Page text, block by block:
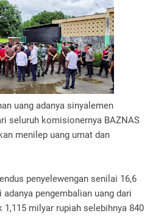
uang adanya sinyalemen
seluruh komisionernya BAZNAS
menilep uang umat dan
penyelewengan senilai 16,6
pengembalian uang dari
milyar rupiah selebihnya 840